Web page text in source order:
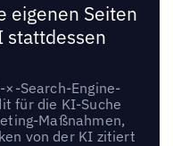
eigenen Seiten
stattdessen
×-Search-Engine-
für die KI-Suche
Maßnahmen,
von der KI zitiert